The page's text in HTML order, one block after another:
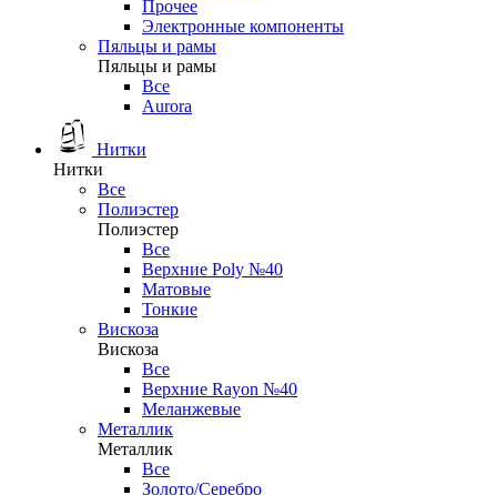
Прочее
Электронные компоненты
Пяльцы и рамы
Пяльцы и рамы
Все
Aurora
Нитки
Нитки
Все
Полиэстер
Полиэстер
Все
Верхние Poly №40
Матовые
Тонкие
Вискоза
Вискоза
Все
Верхние Rayon №40
Меланжевые
Металлик
Металлик
Все
Золото/Серебро